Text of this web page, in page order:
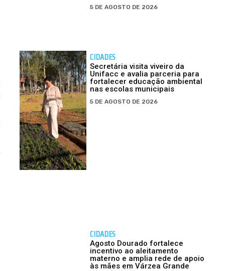
5 DE AGOSTO DE 2026
CIDADES
Secretária visita viveiro da
Unifacc e avalia parceria para
fortalecer educação ambiental
nas escolas municipais
5 DE AGOSTO DE 2026
CIDADES
Agosto Dourado fortalece
incentivo ao aleitamento
materno e amplia rede de apoio
às mães em Várzea Grande